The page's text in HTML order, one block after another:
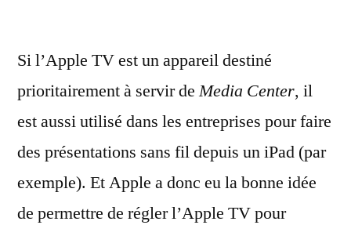
sur
:
les
différentes
Si l’Apple TV est un appareil destiné
prioritairement à servir deMedia Center, il
est aussi utilisé dans les entreprises pour faire
des présentations sans fil depuis un iPad (par
exemple). Et Apple a donc eu la bonne idée
de permettre de régler l’Apple TV pour